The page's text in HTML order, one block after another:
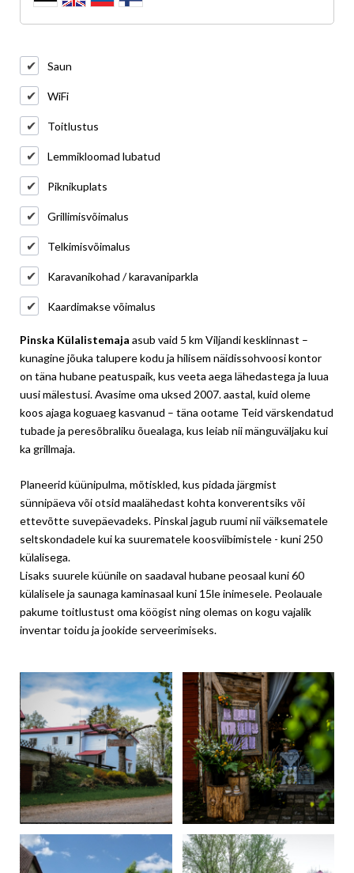
Saun
WiFi
Toitlustus
Lemmikloomad lubatud
Piknikuplats
Grillimisvõimalus
Telkimisvõimalus
Karavanikohad / karavaniparkla
Kaardimakse võimalus
Pinska Külalistemaja asub vaid 5 km Viljandi kesklinnast –
kunagine jõuka talupere kodu ja hilisem näidissohvoosi kontor
on täna hubane peatuspaik, kus veeta aega lähedastega ja luua
uusi mälestusi. Avasime oma uksed 2007. aastal, kuid oleme
koos ajaga koguaeg kasvanud – täna ootame Teid värskendatud
tubade ja peresõbraliku õuealaga, kus leiab nii mänguväljaku kui
ka grillmaja.
Planeerid küünipulma, mõtiskled, kus pidada järgmist
sünnipäeva või otsid maalähedast kohta konverentsiks või
ettevõtte suvepäevadeks. Pinskal jagub ruumi nii väiksematele
seltskondadele kui ka suurematele koosviibimistele - kuni 250
külalisega.
Lisaks suurele küünile on saadaval hubane peosaal kuni 60
külalisele ja saunaga kaminasaal kuni 15le inimesele. Peolauale
pakume toitlustust oma köögist ning olemas on kogu vajalik
inventar toidu ja jookide serveerimiseks.